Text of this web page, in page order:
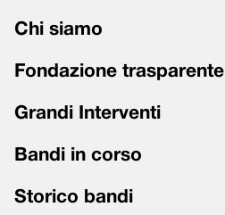
Chi siamo
Fondazione trasparente
Grandi Interventi
Bandi in corso
Storico bandi